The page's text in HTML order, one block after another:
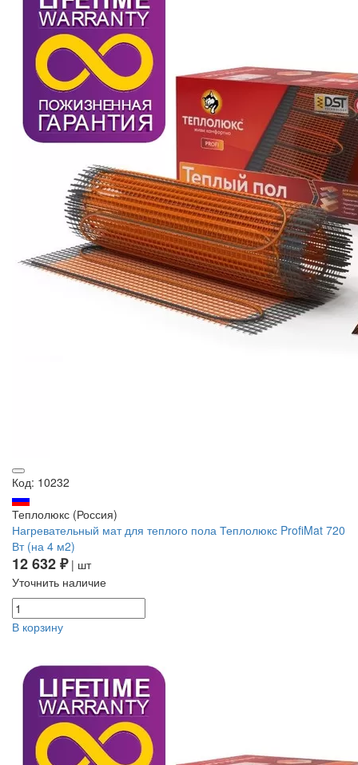
Код: 10232
Теплолюкс (Россия)
Нагревательный мат для теплого пола Теплолюкс ProfiMat 720
Вт (на 4 м2)
12 632 ₽| шт
Уточнить наличие
В корзину